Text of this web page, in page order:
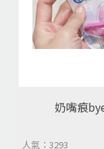
奶嘴痕
人氣：3293